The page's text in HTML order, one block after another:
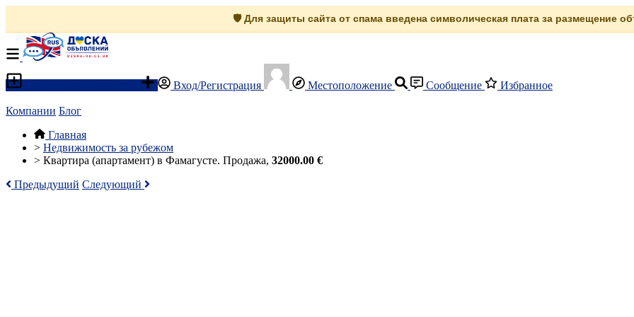
🛡️ Для защиты сайта от спама введена символическая плата за размещение
Вход/Регистрация Местоположение Сообщение Избранное
Компании Блог
Главная
> Недвижимость за рубежом
> Квартира (апартамент) в Фамагусте. Продажа, 32000.00 €
Предыдущий Следующий